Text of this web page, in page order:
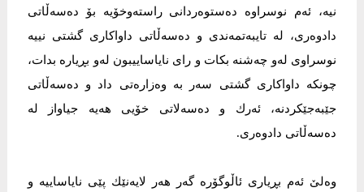
نیە، ئەم نوسراوە دەستوەردانی راستەوخۆیە بۆ دەسەڵاتی
دادوەری، لە تایبەتمەندی و دەسەڵاتی داواکاری گشتی نییە
نوسراوی لەو چەشنە بكات و رای نایاساییبون لەو بڕیارە بدات،
چونکە داواکاری گشتی سەر بە وەزارەتی داد و دەسەڵاتی
جێبەجێکردنە، ئەرك و دەسەلاتی خۆیی هەیە جیاواز لە
دەسەڵاتی دادوەری.
وەلێ ئەم بڕیاری ئاڵوگۆرە گەر هەر لایەنێك پێی نایاساییە و